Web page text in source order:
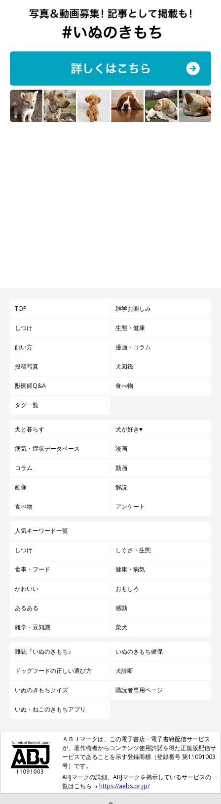
TOP 雑学お楽しみ
しつけ 生態・健康
飼い方 漫画・コラム
投稿写真 犬図鑑
獣医師Q&A 食べ物
タグ一覧
犬と暮らす 犬が好き♥
病気・症状データベース 漫画
コラム 動画
画像 解説
食べ物 アンケート
人気キーワード一覧
しつけ しぐさ・生態
食事・フード 健康・病気
かわいい おもしろ
あるある 感動
雑学・豆知識 柴犬
雑誌『いぬのきもち』 いぬのきもち健保
ドッグフードの正しい選び方 犬診断
いぬのきもちクイズ 購読者専用ページ
いぬ・ねこのきもちアプリ
ＡＢＪマークは、この電子書店・電子書籍配信サービス
が、著作権者からコンテンツ使用許諾を得た正規版配信サ
ービスであることを示す登録商標（登録番号 第11091003
号）です。
ABJマークの詳細、ABJマークを掲示しているサービスの一
覧はこちら→ https://aebs.or.jp/